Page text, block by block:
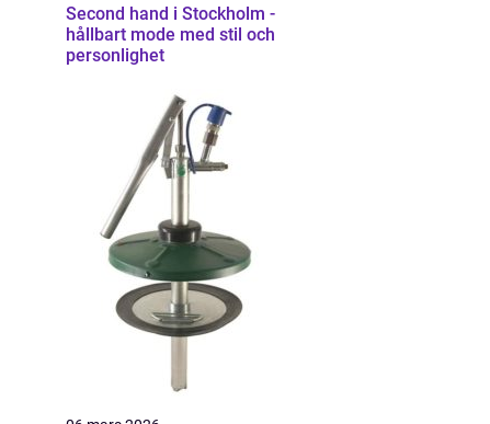
Second hand i Stockholm -
hållbart mode med stil och
personlighet